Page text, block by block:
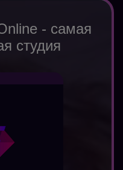
- самая
студия